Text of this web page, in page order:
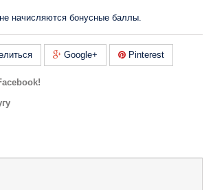
начисляются бонусные баллы.
Google+ Pinterest